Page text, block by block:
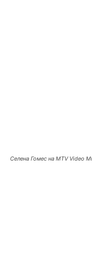
Селена Гомес на MTV Video